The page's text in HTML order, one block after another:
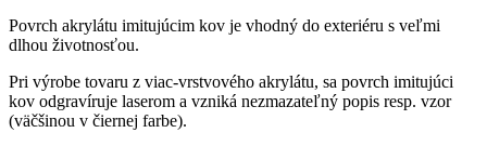
Povrch akrylátu imitujúcim kov je vhodný do exteriéru s veľmi
dlhou životnosťou.
Pri výrobe tovaru z viac-vrstvového akrylátu, sa povrch imitujúci
kov odgravíruje laserom a vzniká nezmazateľný popis resp. vzor
(väčšinou v čiernej farbe).